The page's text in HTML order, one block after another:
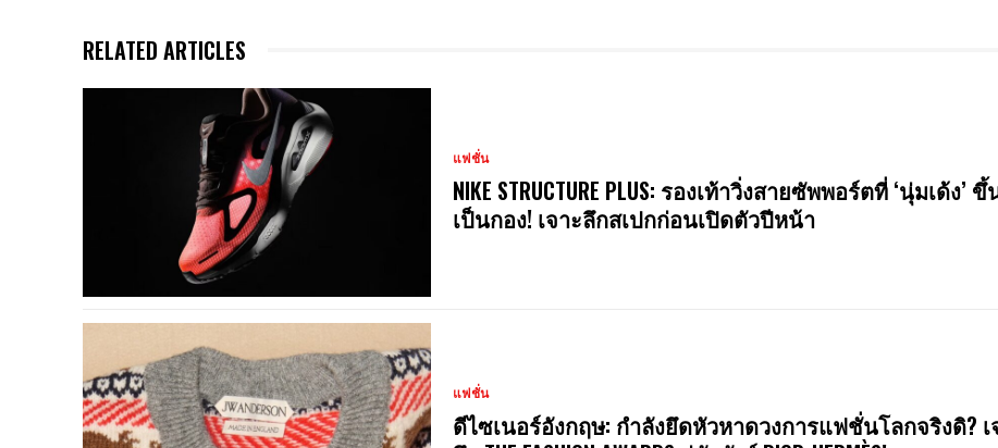
RELATED ARTICLES
แฟชั่น
NIKE STRUCTURE PLUS: รองเท้าวิ่งสายซัพพอร์ตที่ ‘นุ่มเด้ง’ ขึ้
เป็นกอง! เจาะลึกสเปกก่อนเปิดตัวปีหน้า
แฟชั่น
ดีไซเนอร์อังกฤษ: กำลังยึดหัวหาดวงการแฟชั่นโลกจริงดิ? เ